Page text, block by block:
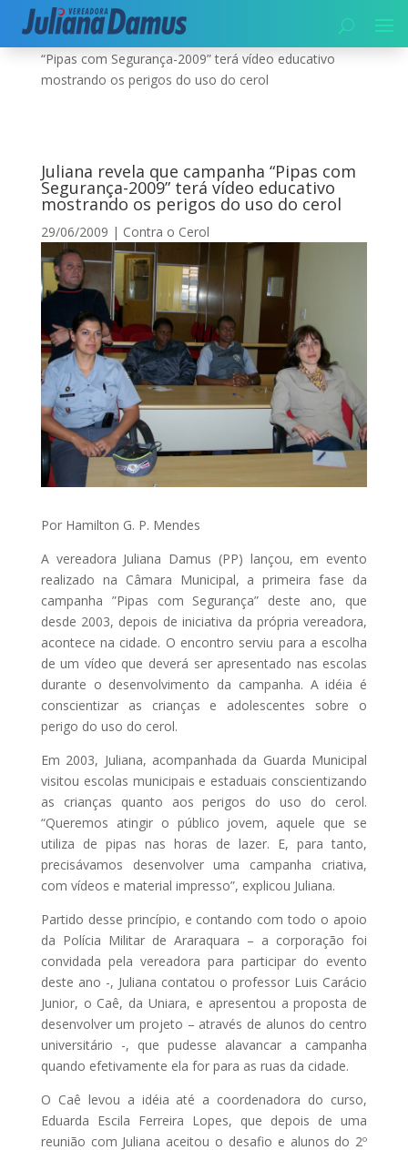
Início|Contra o Cerol| Juliana revela que campanha
“Pipas com Segurança-2009” terá vídeo educativo
mostrando os perigos do uso do cerol
Juliana revela que campanha “Pipas com
Segurança-2009” terá vídeo educativo
mostrando os perigos do uso do cerol
29/06/2009 | Contra o Cerol
Por Hamilton G. P. Mendes
A vereadora Juliana Damus (PP) lançou, em evento
realizado na Câmara Municipal, a primeira fase da
campanha ”Pipas com Segurança” deste ano, que
desde 2003, depois de iniciativa da própria vereadora,
acontece na cidade. O encontro serviu para a escolha
de um vídeo que deverá ser apresentado nas escolas
durante o desenvolvimento da campanha. A idéia é
conscientizar as crianças e adolescentes sobre o
perigo do uso do cerol.
Em 2003, Juliana, acompanhada da Guarda Municipal
visitou escolas municipais e estaduais conscientizando
as crianças quanto aos perigos do uso do cerol.
“Queremos atingir o público jovem, aquele que se
utiliza de pipas nas horas de lazer. E, para tanto,
precisávamos desenvolver uma campanha criativa,
com vídeos e material impresso”, explicou Juliana.
Partido desse princípio, e contando com todo o apoio
da Polícia Militar de Araraquara – a corporação foi
convidada pela vereadora para participar do evento
deste ano -, Juliana contatou o professor Luis Carácio
Junior, o Caê, da Uniara, e apresentou a proposta de
desenvolver um projeto – através de alunos do centro
universitário -, que pudesse alavancar a campanha
quando efetivamente ela for para as ruas da cidade.
O Caê levou a idéia até a coordenadora do curso,
Eduarda Escila Ferreira Lopes, que depois de uma
reunião com Juliana aceitou o desafio e alunos do 2º